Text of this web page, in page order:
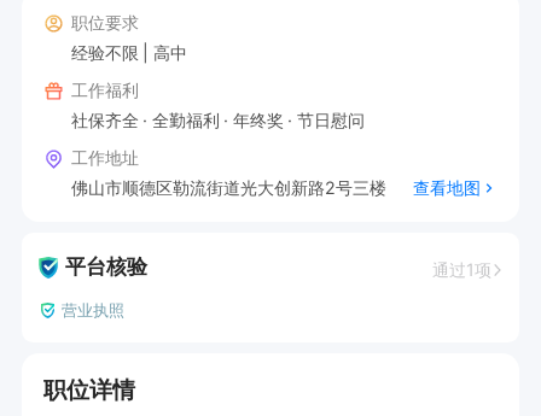
职位要求
经验不限
高中
工作福利
社保齐全
全勤福利 年终奖
节日慰问
工作地址
佛山市顺德区勒流街道光大创新路2号三楼
查看地图
平台核验 通过1项
营业执照
职位详情